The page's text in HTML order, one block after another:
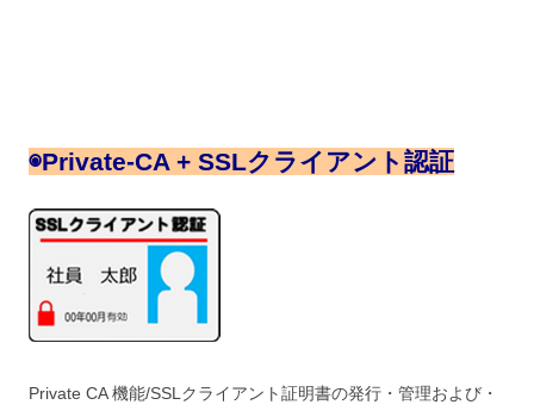
◉Private-CA + SSLクライアント認証
Private CA 機能/SSLクライアント証明書の発行・管理および・